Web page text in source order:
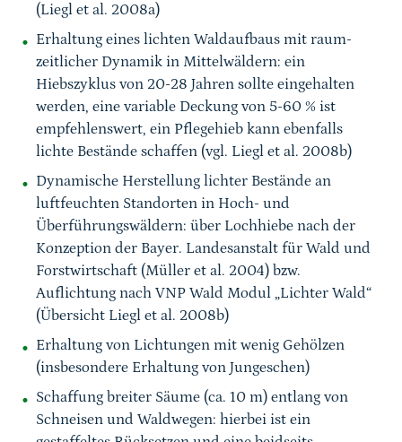
(Liegl et al. 2008a)
Erhaltung eines lichten Waldaufbaus mit raum-
zeitlicher Dynamik in Mittelwäldern: ein
Hiebszyklus von 20-28 Jahren sollte eingehalten
werden, eine variable Deckung von 5-60 % ist
empfehlenswert, ein Pflegehieb kann ebenfalls
lichte Bestände schaffen (vgl. Liegl et al. 2008b)
Dynamische Herstellung lichter Bestände an
luftfeuchten Standorten in Hoch- und
Überführungswäldern: über Lochhiebe nach der
Konzeption der Bayer. Landesanstalt für Wald und
Forstwirtschaft (Müller et al. 2004) bzw.
Auflichtung nach VNP Wald Modul „Lichter Wald“
(Übersicht Liegl et al. 2008b)
Erhaltung von Lichtungen mit wenig Gehölzen
(insbesondere Erhaltung von Jungeschen)
Schaffung breiter Säume (ca. 10 m) entlang von
Schneisen und Waldwegen: hierbei ist ein